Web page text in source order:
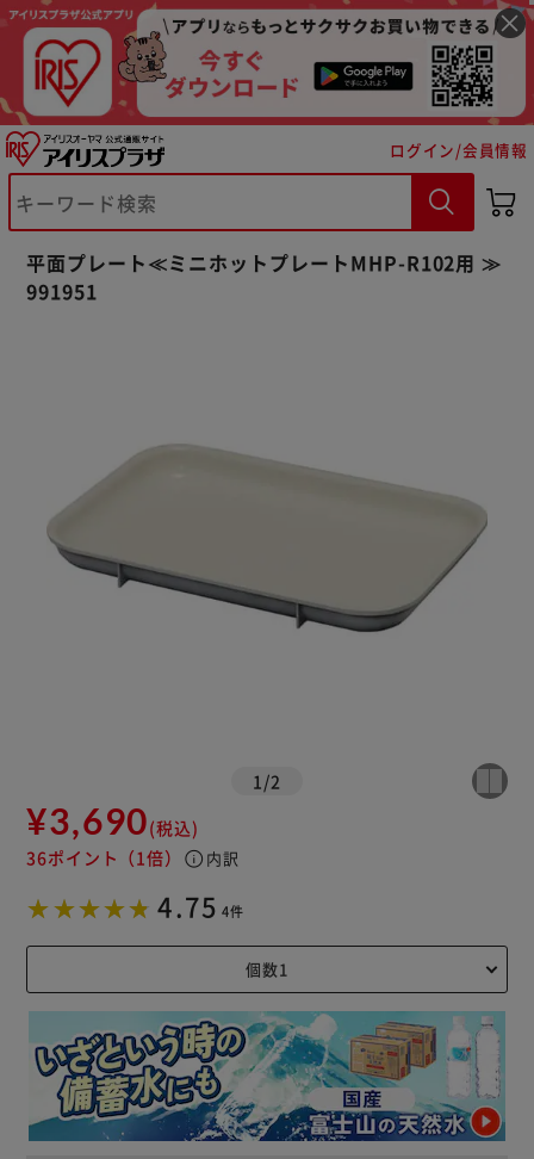
ログイン/会員情報
平面プレート≪ミニホットプレートMHP-R102用 ≫
991951
1 /2
¥3,690(税込)
36ポイント （1倍） info 内訳
4.75 4件
※ご確認ください
カートに入れる 購入手続きへ